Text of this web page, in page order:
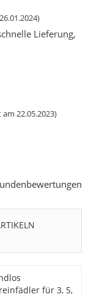
Lieferung,
22.05.2023)
für 3, 5,